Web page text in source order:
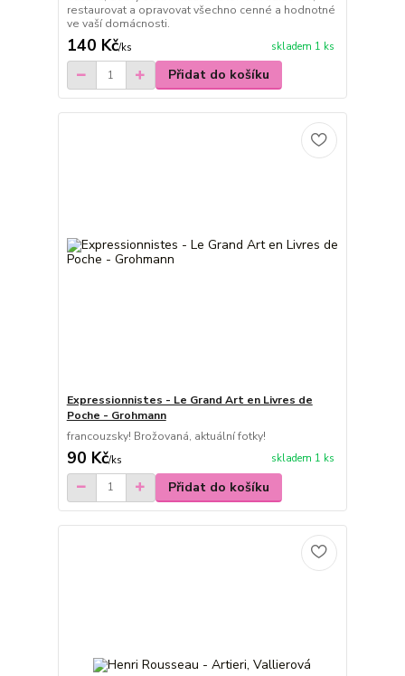
restaurovat a opravovat všechno cenné a hodnotné
ve vaší domácnosti.
140 Kč/ks skladem 1 ks
Přidat do košíku
Expressionnistes - Le Grand Art en Livres de
Poche - Grohmann
francouzsky! Brožovaná, aktuální fotky!
90 Kč/ks skladem 1 ks
Přidat do košíku